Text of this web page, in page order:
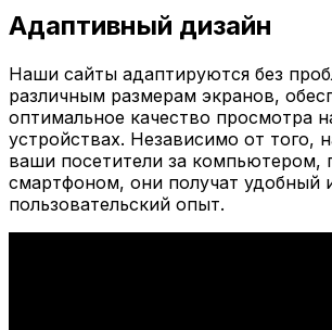
Адаптивный дизайн
Наши сайты адаптируются без
различным размерам экранов,
оптимальное качество просмотра
устройствах. Независимо от того,
ваши посетители за компьютером,
смартфоном, они получат удобный
пользовательский опыт.